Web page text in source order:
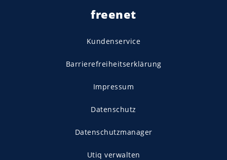
freenet
Kundenservice
Barrierefreiheitserklärung
Impressum
Datenschutz
Datenschutzmanager
Utiq verwalten